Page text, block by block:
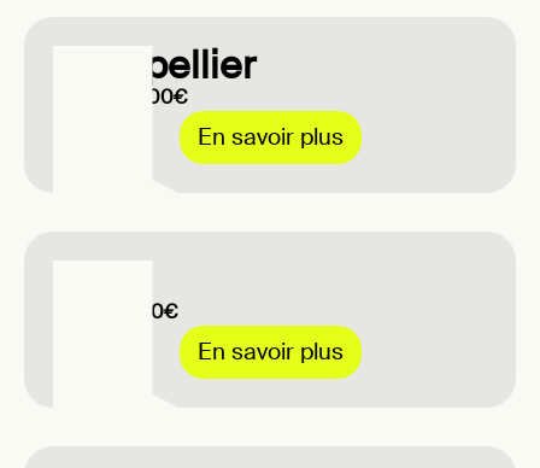
Montpellier
Jusqu'à 1000€
En savoir plus
Jusqu'à 200€
En savoir plus